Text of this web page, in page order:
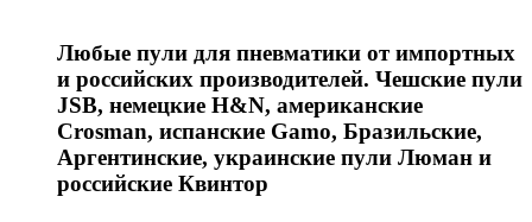
Любые пули для пневматики от импортных
и российских производителей. Чешские пули
JSB, немецкие H&N, американские
Crosman, испанские Gamo, Бразильские,
Аргентинские, украинские пули Люман и
российские Квинтор